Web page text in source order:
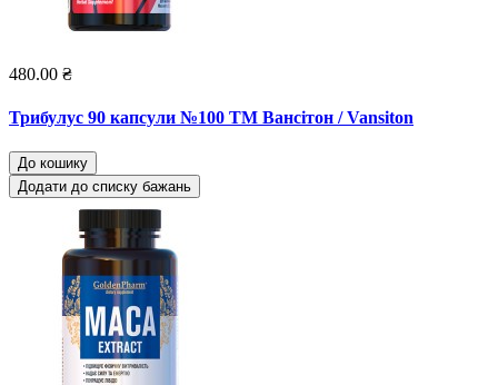
480.00 ₴
Трибулус 90 капсули №100 ТМ Вансітон / Vansiton
До кошику
Додати до списку бажань